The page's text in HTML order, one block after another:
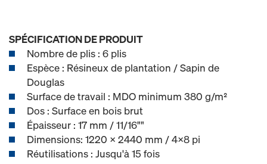
SPÉCIFICATION DE PRODUIT
Nombre de plis : 6 plis
Espèce : Résineux de plantation / Sapin de
Douglas
Surface de travail : MDO minimum 380 g/m²
Dos : Surface en bois brut
Épaisseur : 17 mm / 11/16""
Dimensions: 1220 x 2440 mm / 4x8 pi
Réutilisations : Jusqu'à 15 fois